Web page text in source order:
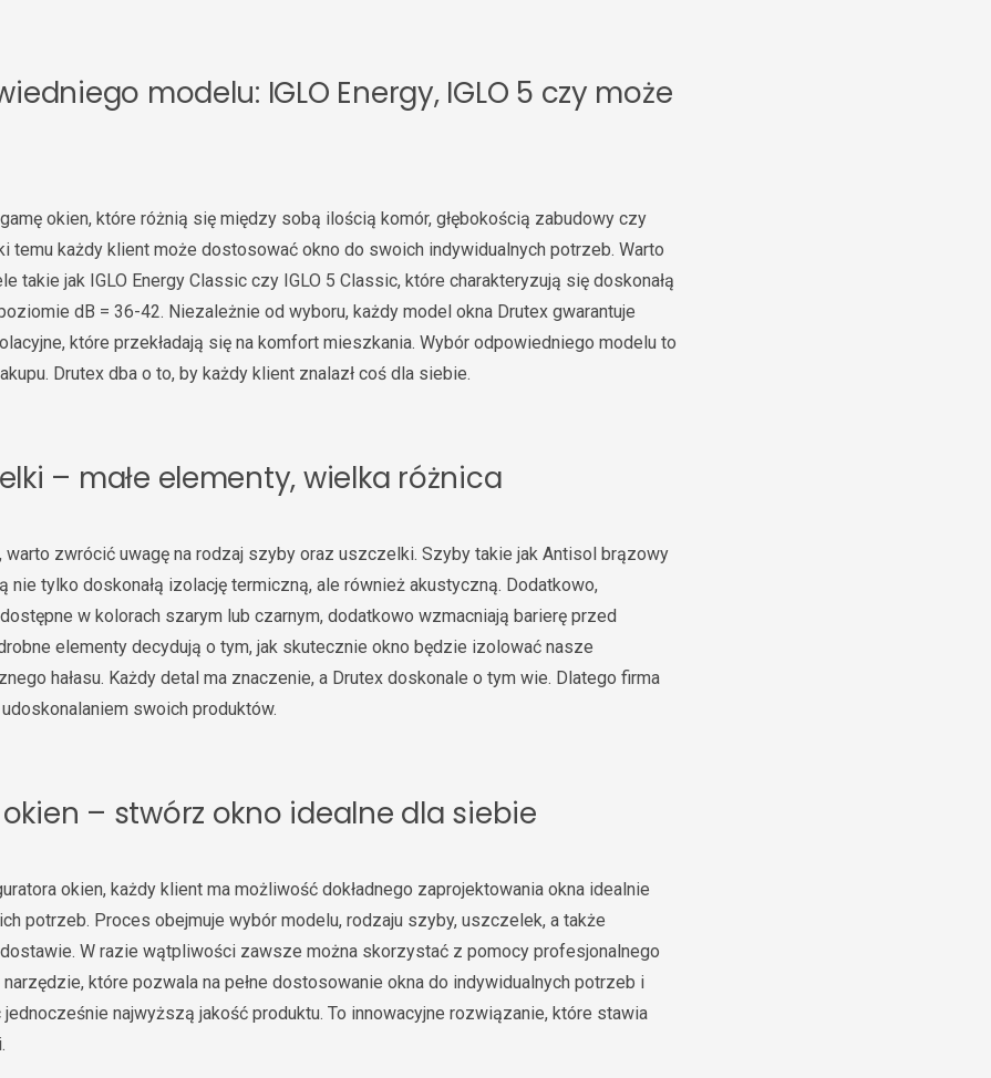
modelu: IGLO Energy, IGLO 5 czy może
okien, które różnią się między sobą ilością komór, głębokością zabudowy czy
temu każdy klient może dostosować okno do swoich indywidualnych potrzeb. Warto
takie jak IGLO Energy Classic czy IGLO 5 Classic, które charakteryzują się doskonałą
dB = 36-42. Niezależnie od wyboru, każdy model okna Drutex gwarantuje
które przekładają się na komfort mieszkania. Wybór odpowiedniego modelu to
Drutex dba o to, by każdy klient znalazł coś dla siebie.
– małe elementy, wielka różnica
warto zwrócić uwagę na rodzaj szyby oraz uszczelki. Szyby takie jak Antisol brązowy
nie tylko doskonałą izolację termiczną, ale również akustyczną. Dodatkowo,
w kolorach szarym lub czarnym, dodatkowo wzmacniają barierę przed
drobne elementy decydują o tym, jak skutecznie okno będzie izolować nasze
hałasu. Każdy detal ma znaczenie, a Drutex doskonale o tym wie. Dlatego firma
swoich produktów.
– stwórz okno idealne dla siebie
okien, każdy klient ma możliwość dokładnego zaprojektowania okna idealnie
potrzeb. Proces obejmuje wybór modelu, rodzaju szyby, uszczelek, a także
W razie wątpliwości zawsze można skorzystać z pomocy profesjonalnego
które pozwala na pełne dostosowanie okna do indywidualnych potrzeb i
najwyższą jakość produktu. To innowacyjne rozwiązanie, które stawia